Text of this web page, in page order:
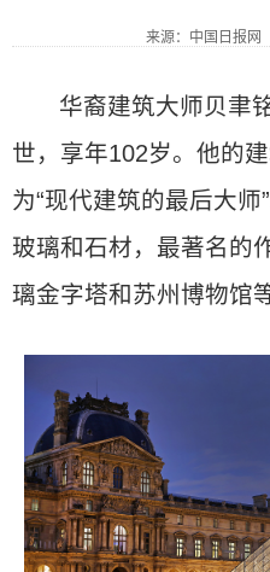
来源：中国日报
华裔建筑大师贝聿
世，享年102岁。他的
为“现代建筑的最后大
玻璃和石材，最著名的
璃金字塔和苏州博物馆等